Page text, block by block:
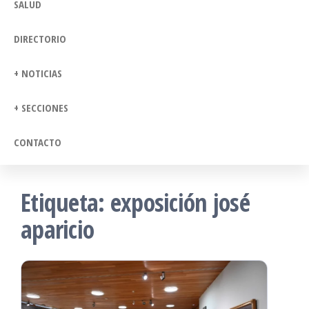
SALUD
DIRECTORIO
+ NOTICIAS
+ SECCIONES
CONTACTO
Etiqueta: exposición josé
aparicio